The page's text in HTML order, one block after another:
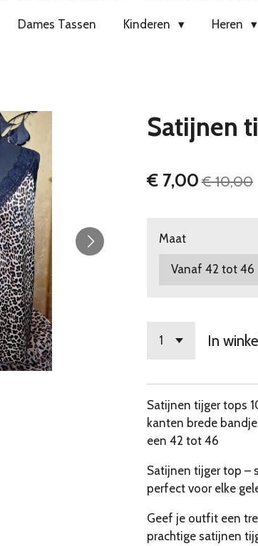
Dames Tassen Kinderen Heren
Satijnen
€ 7,00 € 10,00
Maat
In
Satijnen tijger tops
kanten brede
een 42 tot 46
Satijnen tijger top –
perfect voor elke
Geef je outfit een
prachtige satijnen